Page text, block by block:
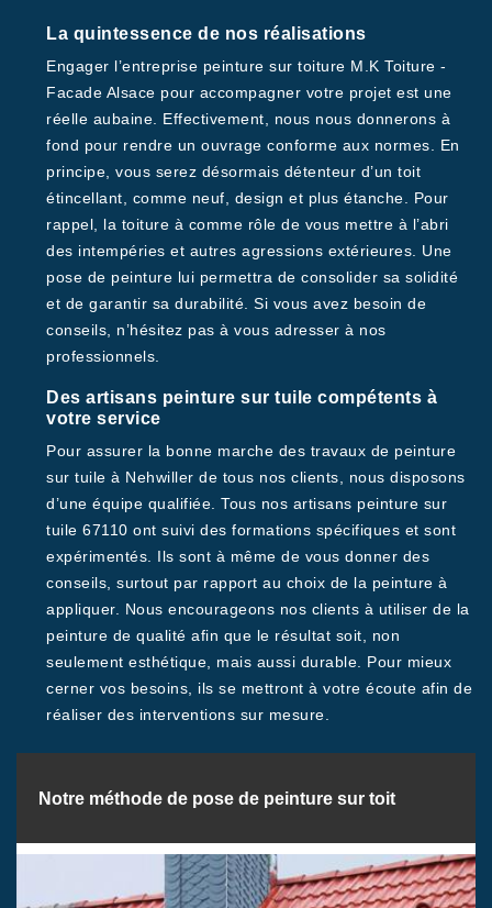
La quintessence de nos réalisations
Engager l’entreprise peinture sur toiture M.K Toiture -
Facade Alsace pour accompagner votre projet est une
réelle aubaine. Effectivement, nous nous donnerons à
fond pour rendre un ouvrage conforme aux normes. En
principe, vous serez désormais détenteur d’un toit
étincellant, comme neuf, design et plus étanche. Pour
rappel, la toiture à comme rôle de vous mettre à l’abri
des intempéries et autres agressions extérieures. Une
pose de peinture lui permettra de consolider sa solidité
et de garantir sa durabilité. Si vous avez besoin de
conseils, n’hésitez pas à vous adresser à nos
professionnels.
Des artisans peinture sur tuile compétents à
votre service
Pour assurer la bonne marche des travaux de peinture
sur tuile à Nehwiller de tous nos clients, nous disposons
d’une équipe qualifiée. Tous nos artisans peinture sur
tuile 67110 ont suivi des formations spécifiques et sont
expérimentés. Ils sont à même de vous donner des
conseils, surtout par rapport au choix de la peinture à
appliquer. Nous encourageons nos clients à utiliser de la
peinture de qualité afin que le résultat soit, non
seulement esthétique, mais aussi durable. Pour mieux
cerner vos besoins, ils se mettront à votre écoute afin de
réaliser des interventions sur mesure.
Notre méthode de pose de peinture sur toit